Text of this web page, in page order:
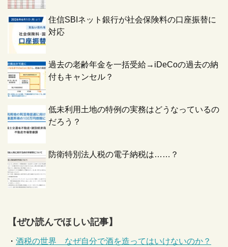
住信SBIネット銀行が社会保険料の口座振替に
対応
過去の老齢年金を一括受給→iDeCoの過去の納
付もキャンセル？
低未利用土地の特例の実務はどうなっているの
だろう？
防衛特別法人税の電子納税は……？
【ぜひ読んでほしい記事】
・ 酒税の世界 なぜ自分で酒を造ってはいけないのか？